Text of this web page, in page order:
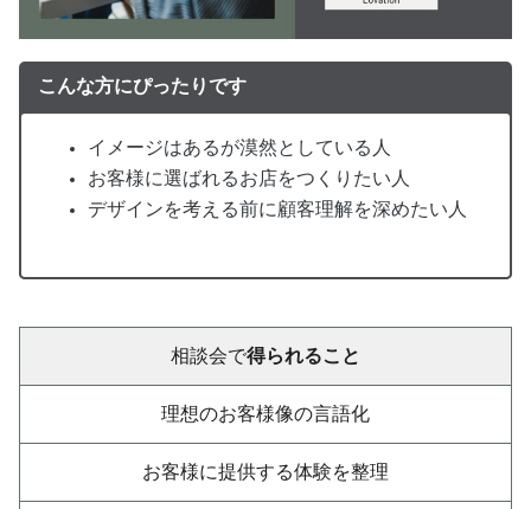
こんな方にぴったりです
イメージはあるが漠然としている人
お客様に選ばれるお店をつくりたい人
デザインを考える前に顧客理解を深めたい人
相談会で得られること
理想のお客様像の言語化
お客様に提供する体験を整理